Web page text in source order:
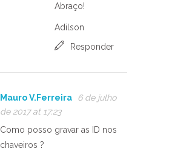
Abraço!
Adilson
Responder
Mauro V.Ferreira
6 de julho
de 2017 at 17:23
Como posso gravar as ID nos
chaveiros ?